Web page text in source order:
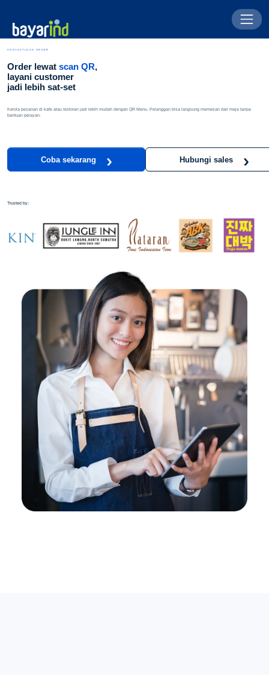
CONTACTLESS ORDER
Order lewat scan QR,
layani customer
jadi lebih sat-set
Kelola pesanan di kafe atau restoran jadi lebih mudah dengan QR Menu. Pelanggan bisa langsung memesan dari meja tanpa
bantuan pelayan.
Coba sekarang Hubungi sales
Trusted by: